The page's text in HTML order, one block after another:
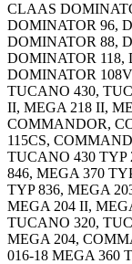
CLAAS
DOMINATOR 96,
DOMINATOR 88,
DOMINATOR
DOMINATOR
TUCANO 430,
II, MEGA 218 II,
COMMANDOR,
115CS,
TUCANO 430 TYP
846, MEGA 370
TYP 836, MEGA
MEGA 204 II,
TUCANO 320,
MEGA 204,
016-18 MEGA 360